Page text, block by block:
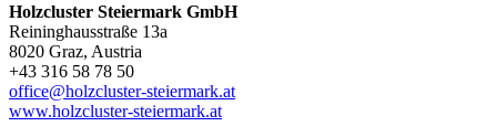
Holzcluster Steiermark GmbH
Reininghausstraße 13a
8020 Graz, Austria
+43 316 58 78 50
office@holzcluster-steiermark.at
www.holzcluster-steiermark.at